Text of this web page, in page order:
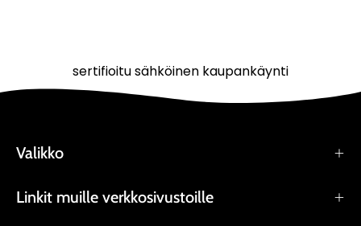
sertifioitu sähköinen kaupankäynti
Valikko
Linkit muille verkkosivustoille